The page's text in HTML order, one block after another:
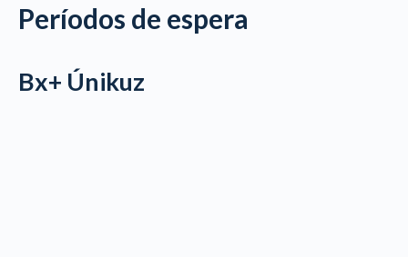
Períodos de espera
Bx+ Únikuz